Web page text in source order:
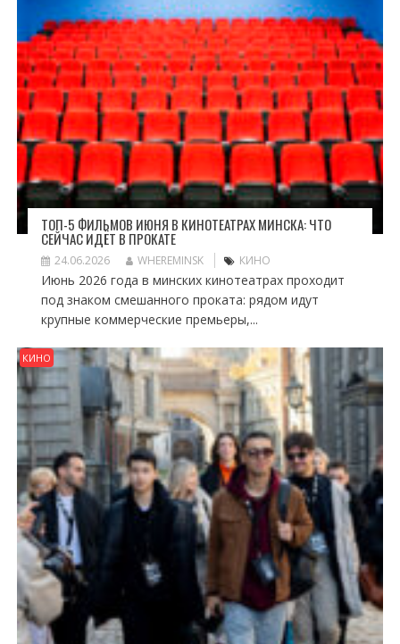
ТОП-5 ФИЛЬМОВ ИЮНЯ В КИНОТЕАТРАХ МИНСКА: ЧТО
СЕЙЧАС ИДЁТ В ПРОКАТЕ
24.06.2026 WHEREMINSK КИНО
Июнь 2026 года в минских кинотеатрах проходит
под знаком смешанного проката: рядом идут
крупные коммерческие премьеры,...
КИНО